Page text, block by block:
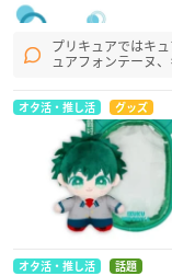
プリキュアではキ
ュアフォンテーヌ
オタ活・推し活 グッズ
オタ活・推し活 話題